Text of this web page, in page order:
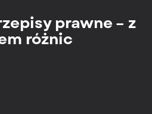
prawne – z
różnic